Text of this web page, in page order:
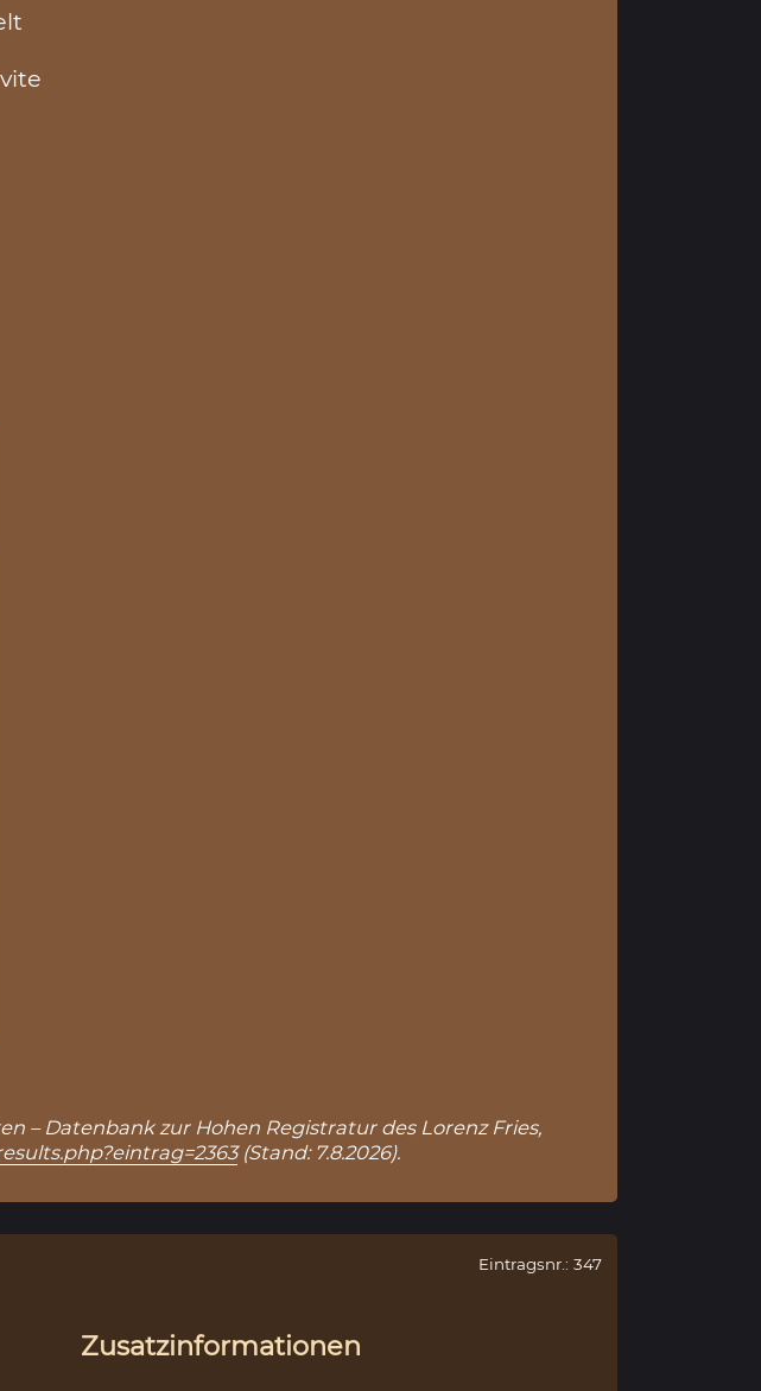
– Datenbank zur Hohen Registratur des Lorenz Fries,
(Stand: 7.8.2026).
Eintragsnr.: 347
Zusatzinformationen